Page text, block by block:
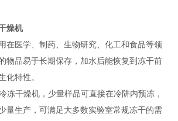
燥机
在医学、制药、生物研究、化工和食品等领
物品易于长期保存，加水后能恢复到冻干前
化特性。
冻干燥机，少量样品可直接在冷阱内预冻，
量生产，可满足大多数实验室常规冻干的需